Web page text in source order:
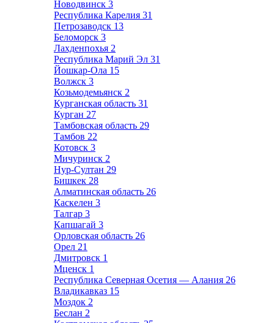
Новодвинск 3
Республика Карелия 31
Петрозаводск 13
Беломорск 3
Лахденпохья 2
Республика Марий Эл 31
Йошкар-Ола 15
Волжск 3
Козьмодемьянск 2
Курганская область 31
Курган 27
Тамбовская область 29
Тамбов 22
Котовск 3
Мичуринск 2
Нур-Султан 29
Бишкек 28
Алматинская область 26
Каскелен 3
Талгар 3
Капшагай 3
Орловская область 26
Орел 21
Дмитровск 1
Мценск 1
Республика Северная Осетия — Алания 26
Владикавказ 15
Моздок 2
Беслан 2